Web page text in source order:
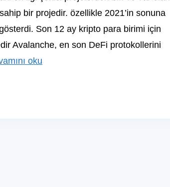
bir projedir. özellikle 2021’in sonuna
Son 12 ay kripto para birimi için
Avalanche, en son DeFi protokollerini
oku